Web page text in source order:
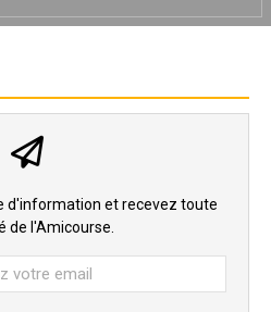
d'information et recevez toute
de l'Amicourse.